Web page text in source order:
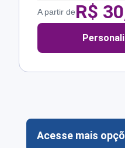
A partir deR$
Acesse mais